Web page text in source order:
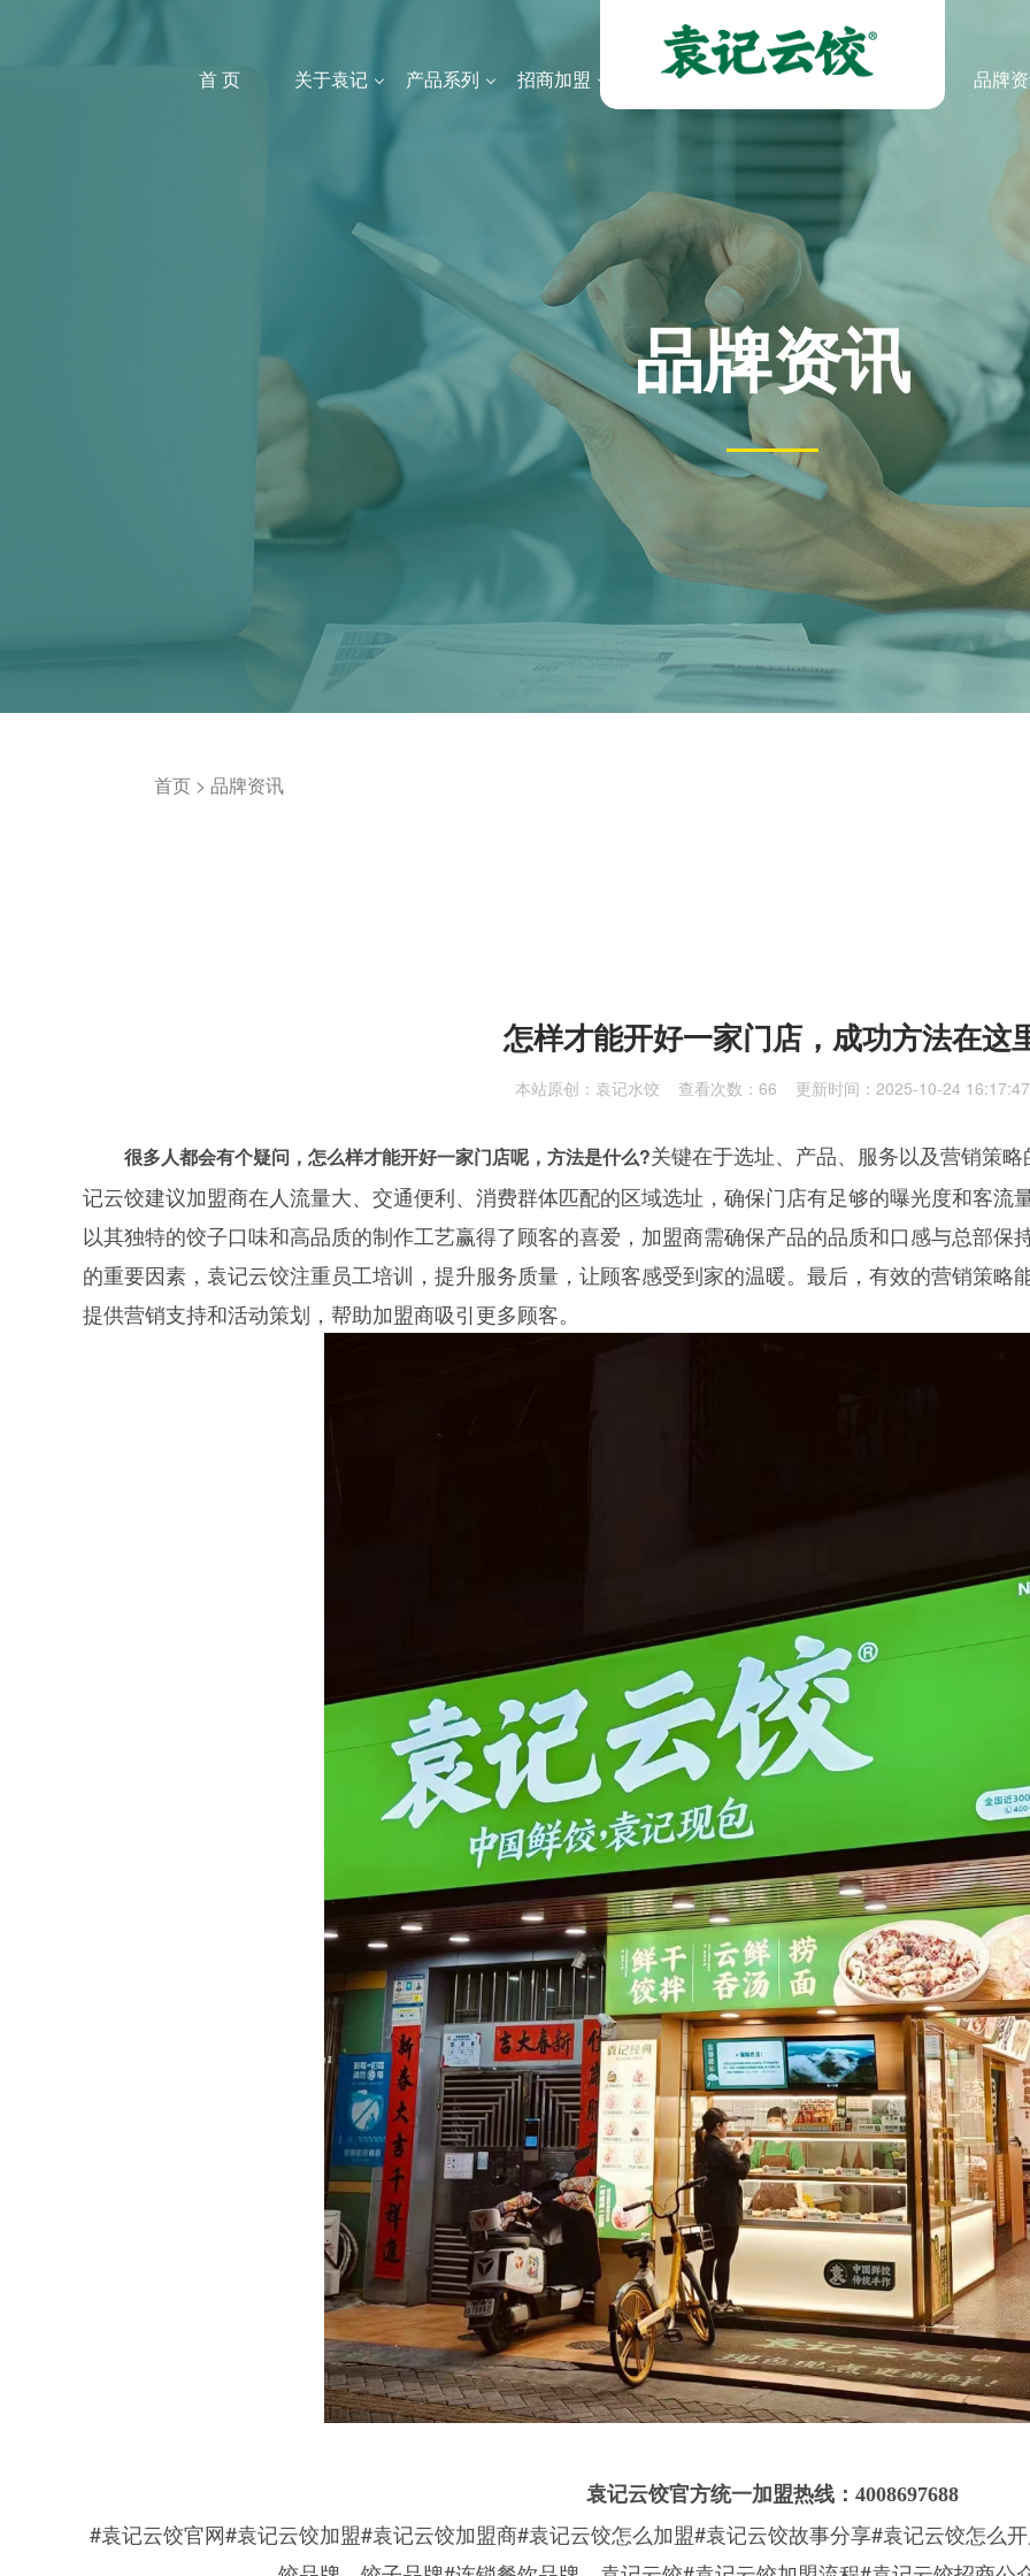
首 页 关于袁记 产品系列 招商加盟 品牌
品牌资讯
首页 >品牌资讯
怎样才能开好一家门店，成功方法在这
本站原创：袁记水饺 查看次数： 66 更新时间：2025-10-24 16:17:47
很多人都会有个疑问，怎么样才能开好一家门店呢，方法是什么?关键在于选址、产品、服务以及营销策
记云饺建议加盟商在人流量大、交通便利、消费群体匹配的区域选址，确保门店有足够的曝光度和客流
以其独特的饺子口味和高品质的制作工艺赢得了顾客的喜爱，加盟商需确保产品的品质和口感与总部保
的重要因素，袁记云饺注重员工培训，提升服务质量，让顾客感受到家的温暖。最后，有效的营销策略
提供营销支持和活动策划，帮助加盟商吸引更多顾客。
袁记云饺官方统一加盟热线：4008697688
#袁记云饺官网#袁记云饺加盟#袁记云饺加盟商#袁记云饺怎么加盟#袁记云饺故事分享#袁记云饺怎么